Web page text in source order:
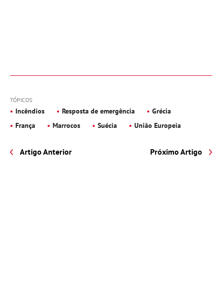
TÓPICOS
Incêndios Resposta de emergência
Grécia
França
Marrocos Suécia União Europeia
Artigo Anterior Próximo Artigo